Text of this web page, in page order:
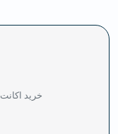
خرید اکانت 6 ماهه پرمیوم ای‌آی کرییتیو کیت